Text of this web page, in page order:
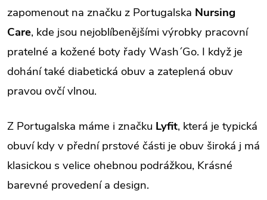
zapomenout na značku z Portugalska Nursing
Care, kde jsou nejoblíbenějšími výrobky pracovní
pratelné a kožené boty řady Wash´Go. I když je
dohání také diabetická obuv a zateplená obuv
pravou ovčí vlnou.
Z Portugalska máme i značku Lyfit, která je typická
obuví kdy v přední prstové části je obuv široká j má
klasickou s velice ohebnou podrážkou, Krásné
barevné provedení a design.